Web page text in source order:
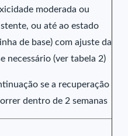
moderada ou
ou até ao estado
de base) com ajuste da
necessário (ver tabela 2)
se a recuperação
dentro de 2 semanas